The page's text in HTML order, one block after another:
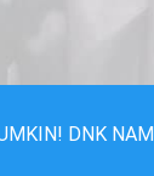
DNK